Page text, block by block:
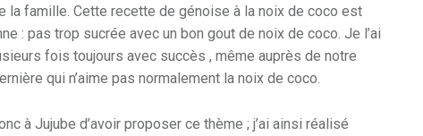
la famille. Cette recette de génoise à la noix de coco est
: pas trop sucrée avec un bon gout de noix de coco. Je l’ai
fois toujours avec succès , même auprès de notre
qui n’aime pas normalement la noix de coco.
à Jujube d’avoir proposer ce thème ; j’ai ainsi réalisé